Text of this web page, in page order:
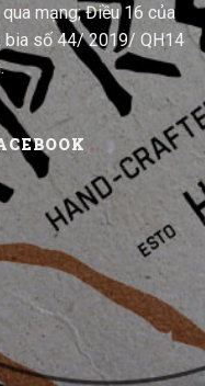
mạng; Điều 16 của
bia số 44/ 2019/ QH14